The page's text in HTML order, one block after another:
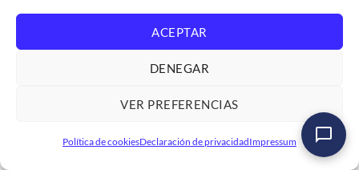
ACEPTAR
DENEGAR
VER PREFERENCIAS
Política de cookiesDeclaración de privacidadImpressum
Integracion
Integración(1)
IntegrationSuite(2)